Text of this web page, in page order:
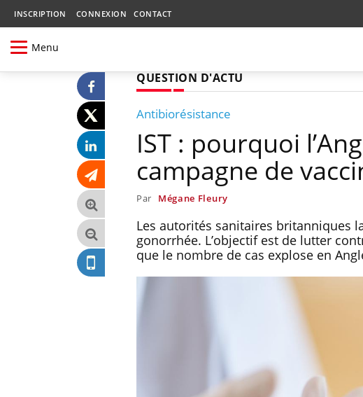
INSCRIPTION CONNEXION CONTACT
Menu
QUESTION D'ACTU
Antibiorésistance
IST : pourquoi
campagne de
Par Mégane Fleury
Les autorités sanitaires britanniques
gonorrhée. L’objectif est de lutter
que le nombre de cas explose en